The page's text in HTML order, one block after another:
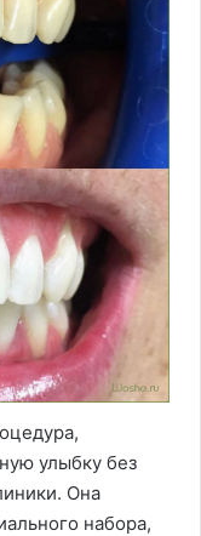
улыбку без
Она
набора,